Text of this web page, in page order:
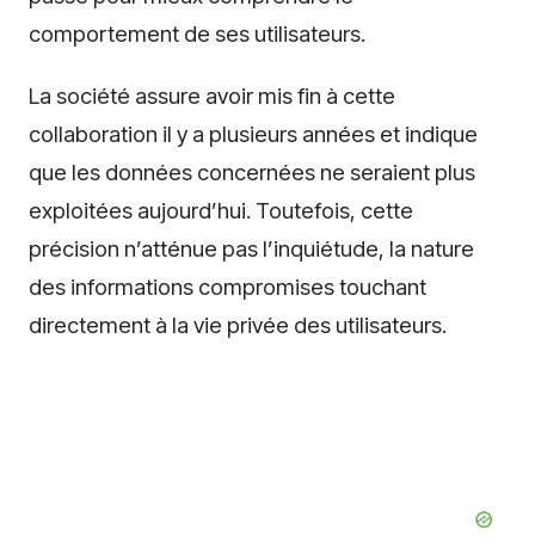
comportement de ses utilisateurs.
La société assure avoir mis fin à cette
collaboration il y a plusieurs années et indique
que les données concernées ne seraient plus
exploitées aujourd’hui. Toutefois, cette
précision n’atténue pas l’inquiétude, la nature
des informations compromises touchant
directement à la vie privée des utilisateurs.